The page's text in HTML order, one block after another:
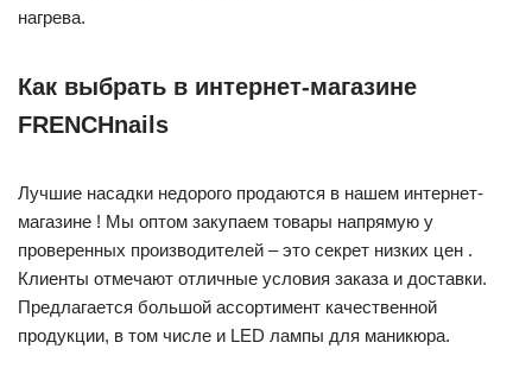
нагрева.
Как выбрать в интернет-магазине
FRENCHnails
Лучшие насадки недорого продаются в нашем интернет-
магазине ! Мы оптом закупаем товары напрямую у
проверенных производителей – это секрет низких цен .
Клиенты отмечают отличные условия заказа и доставки.
Предлагается большой ассортимент качественной
продукции, в том числе и LED лампы для маникюра.